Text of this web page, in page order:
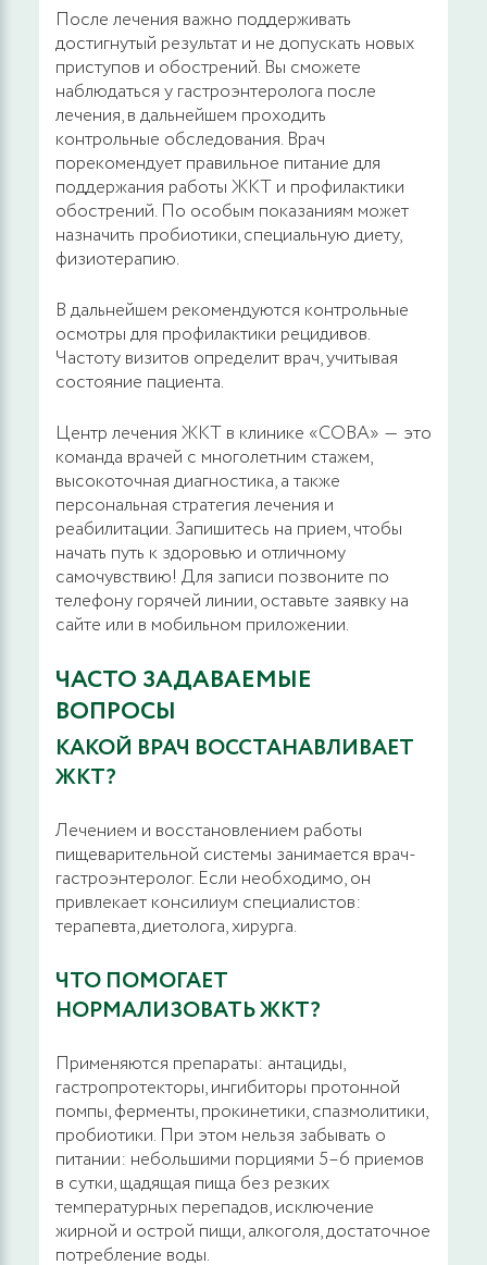
3600 руб.
ЗАПИСАТЬСЯ
Проводниковая анестезия
1800 руб.
ЗАПИСАТЬСЯ
Перианальная блокада
2800 руб.
ЗАПИСАТЬСЯ
Параректальная блокада
800 руб.
ЗАПИСАТЬСЯ
Аппликационная анестезия
700 руб.
ЗАПИСАТЬСЯ
Профилактический прием (осмотр,
консультация) врача-хирурга
1500 руб.
ЗАПИСАТЬСЯ
Ультразвуковое исследование мягких тканей
(одна анатомическая зона)
1900 руб.
Эластография мягких тканей
1000 руб.
ЗАПИСАТЬСЯ
специалистом
1200 руб.
ЗАПИСАТЬСЯ
Эластография селезенки
1600 руб.
ЗАПИСАТЬСЯ
Эластография селезенки, ведущим
специалистом
После лечения важно поддерживать
достигнутый результат и не допускать новых
приступов и обострений. Вы сможете
наблюдаться у гастроэнтеролога после
лечения, в дальнейшем проходить
контрольные обследования. Врач
порекомендует правильное питание для
поддержания работы ЖКТ и профилактики
обострений. По особым показаниям может
назначить пробиотики, специальную диету,
физиотерапию.
В дальнейшем рекомендуются контрольные
осмотры для профилактики рецидивов.
Частоту визитов определит врач, учитывая
состояние пациента.
Центр лечения ЖКТ в клинике «СОВА» ― это
команда врачей с многолетним стажем,
высокоточная диагностика, а также
персональная стратегия лечения и
реабилитации. Запишитесь на прием, чтобы
начать путь к здоровью и отличному
самочувствию! Для записи позвоните по
телефону горячей линии, оставьте заявку на
сайте или в мобильном приложении.
ЧАСТО ЗАДАВАЕМЫЕ
ВОПРОСЫ
КАКОЙ ВРАЧ ВОССТАНАВЛИВАЕТ
ЖКТ?
Лечением и восстановлением работы
пищеварительной системы занимается врач-
гастроэнтеролог. Если необходимо, он
привлекает консилиум специалистов:
терапевта, диетолога, хирурга.
ЧТО ПОМОГАЕТ
НОРМАЛИЗОВАТЬ ЖКТ?
Применяются препараты: антациды,
гастропротекторы, ингибиторы протонной
помпы, ферменты, прокинетики, спазмолитики,
пробиотики. При этом нельзя забывать о
питании: небольшими порциями 5–6 приемов
в сутки, щадящая пища без резких
температурных перепадов, исключение
жирной и острой пищи, алкоголя, достаточное
потребление воды.